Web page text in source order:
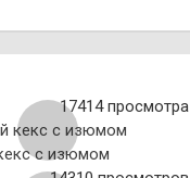
17414 просмотра
с изюмом